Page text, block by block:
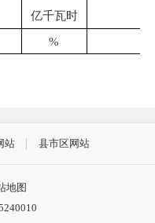
亿千瓦时
%
站 县市区网站
地图